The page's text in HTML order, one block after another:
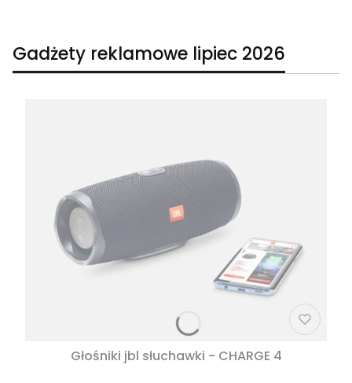
Gadżety reklamowe lipiec 2026
Głośniki jbl słuchawki - CHARGE 4